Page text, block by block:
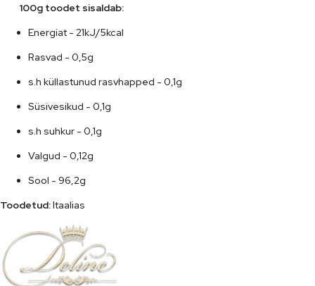
      100g toodet sisaldab:
Energiat - 21kJ/5kcal
Rasvad - 0,5g
s.h küllastunud rasvhapped - 0,1g
Süsivesikud - 0,1g
s.h suhkur - 0,1g
Valgud - 0,12g
Sool - 96,2g
Toodetud: Itaalias